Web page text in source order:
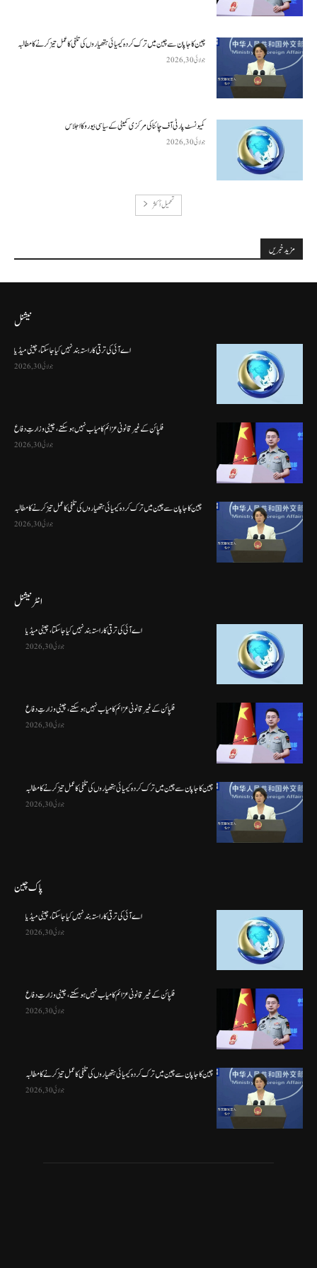
چین کا جاپان سے چین میں ترک کردہ کیمیائی ہتھیاروں کی تلفی کا عمل تیز کرنے کا مطالبہ
جولائی 30, 2026
کمیونسٹ پارٹی آف چائنا کی مرکزی کمیٹی کے سیاسی بیورو کا اجلاس
جولائی 30, 2026
تحميل أكثر
مزید خبریں
نیشنل
اے آئی کی ترقی کا راستہ بند نہیں کیا جا سکتا، چینی میڈیا
جولائی 30, 2026
فلپائن کے غیر قانونی عزائم کامیاب نہیں ہو سکتے ، چینی وزارتِ دفاع
جولائی 30, 2026
چین کا جاپان سے چین میں ترک کردہ کیمیائی ہتھیاروں کی تلفی کا عمل تیز کرنے کا مطالبہ
جولائی 30, 2026
انٹرنیشنل
اے آئی کی ترقی کا راستہ بند نہیں کیا جا سکتا، چینی میڈیا
جولائی 30, 2026
فلپائن کے غیر قانونی عزائم کامیاب نہیں ہو سکتے ، چینی وزارتِ دفاع
جولائی 30, 2026
چین کا جاپان سے چین میں ترک کردہ کیمیائی ہتھیاروں کی تلفی کا عمل تیز کرنے کا مطالبہ
جولائی 30, 2026
پاک چین
اے آئی کی ترقی کا راستہ بند نہیں کیا جا سکتا، چینی میڈیا
جولائی 30, 2026
فلپائن کے غیر قانونی عزائم کامیاب نہیں ہو سکتے ، چینی وزارتِ دفاع
جولائی 30, 2026
چین کا جاپان سے چین میں ترک کردہ کیمیائی ہتھیاروں کی تلفی کا عمل تیز کرنے کا مطالبہ
جولائی 30, 2026